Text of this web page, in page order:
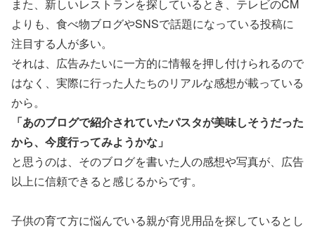
また、新しいレストランを探しているとき、テレビのCM
よりも、食べ物ブログやSNSで話題になっている投稿に
注目する人が多い。
それは、広告みたいに一方的に情報を押し付けられるので
はなく、実際に行った人たちのリアルな感想が載っている
から。
「あのブログで紹介されていたパスタが美味しそうだった
から、今度行ってみようかな」
と思うのは、そのブログを書いた人の感想や写真が、広告
以上に信頼できると感じるからです。
子供の育て方に悩んでいる親が育児用品を探しているとし